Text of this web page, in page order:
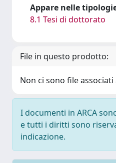
Appare nelle
8.1 Tesi di dottorato
File in questo prodotto:
Non ci sono file
I documenti in ARCA
e tutti i diritti sono
indicazione.